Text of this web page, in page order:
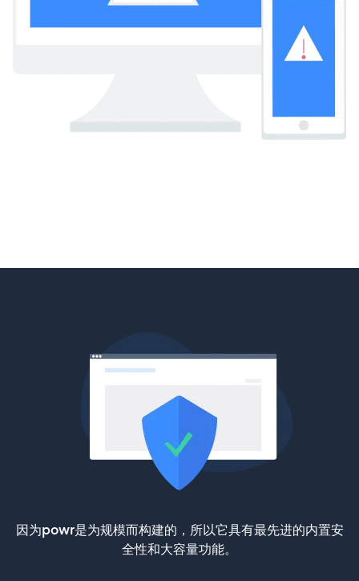
因为powr是为规模而构建的，所以它具有最先进的内置安
全性和大容量功能。